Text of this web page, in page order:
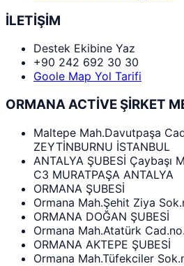
İLETİŞİM
Destek Ekibine Yaz
+90 242 692 30 30
Goole Map Yol Tarifi
ORMANA ACTİVE ŞİRKET
Maltepe Mah.Davutpaşa
ZEYTİNBURNU İSTANBUL
ANTALYA ŞUBESİ Çaybaşı
C3 MURATPAŞA ANTALYA
ORMANA ŞUBESİ
Ormana Mah.Şehit Ziya
ORMANA DOĞAN ŞUBESİ
Ormana Mah.Atatürk
ORMANA AKTEPE ŞUBESİ
Ormana Mah.Tüfekciler